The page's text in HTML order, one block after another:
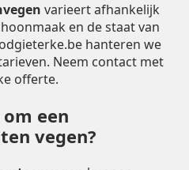
varieert afhankelijk
en de staat van
hanteren we
Neem contact met
offerte.
een
vegen?